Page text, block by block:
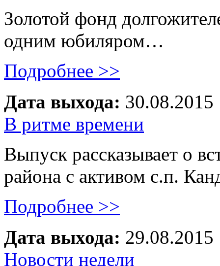
Золотой фонд
одним юбиляром…
Подробнее >>
Дата выхода: 30.08.2015
В ритме времени
Выпуск рассказывает о
района с активом с.п.
Подробнее >>
Дата выхода: 29.08.2015
Новости недели